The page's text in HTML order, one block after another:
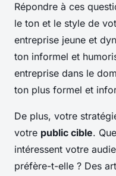
Répondre à ces
le ton et le style de
entreprise jeune et
ton informel et
entreprise dans le
ton plus formel et
De plus, votre
votre public cible.
intéressent votre
préfère-t-elle ? Des